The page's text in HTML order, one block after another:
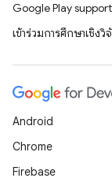
Google Play support
เข้าร่วมการศึกษาเชิงวิ
Android
Chrome
Firebase